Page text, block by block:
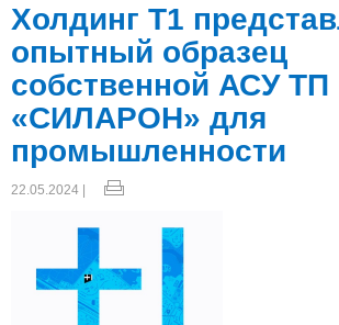
Холдинг Т1
опытный образец
собственной АСУ ТП
«СИЛАРОН» для
промышленности
22.05.2024 |